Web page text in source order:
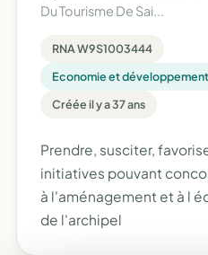
Du Tourisme De Sai...
RNA W9S1003444
Economie et
Créée il y a 37 ans
Prendre, susciter,
initiatives pouvant
à l'aménagement et à l
de l'archipel